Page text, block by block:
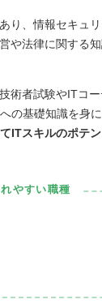
り、情報セキュ
や法律に関する
術者試験やITコ
の基礎知識を身
ITスキルのポテ
やすい職種